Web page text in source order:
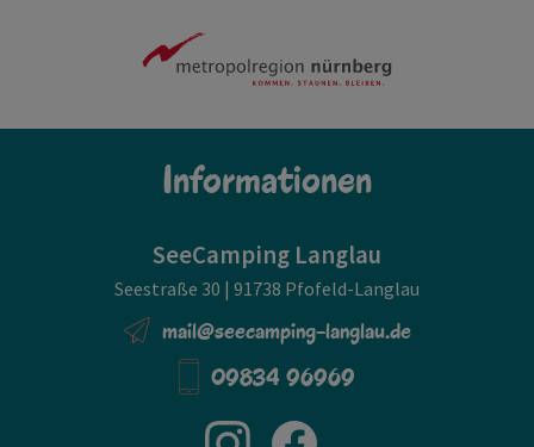
Informationen
SeeCamping Langlau
Seestraße 30 | 91738 Pfofeld-Langlau
mail@seecamping-langlau.de
09834 96969